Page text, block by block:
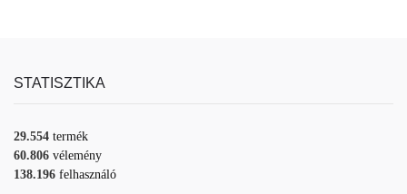
STATISZTIKA
29.554 termék
60.806 vélemény
138.196 felhasználó